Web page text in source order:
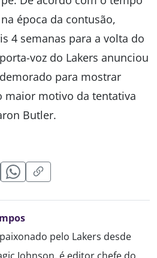
época da contusão,
4 semanas para a volta do
voz do Lakers anunciou
para mostrar
maior motivo da tentativa
Butler.
pelo Lakers desde